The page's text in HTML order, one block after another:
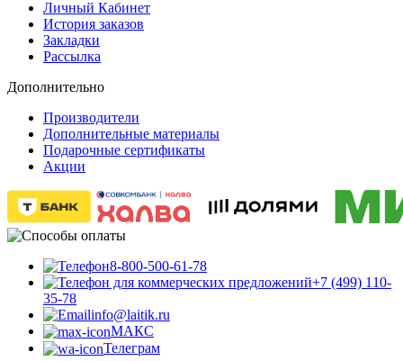
Личный Кабинет
История заказов
Закладки
Рассылка
Дополнительно
Производители
Дополнительные материалы
Подарочные сертификаты
Акции
8-800-500-61-78
+7 (499) 110-
35-78
info@laitik.ru
МАКС
Телеграм